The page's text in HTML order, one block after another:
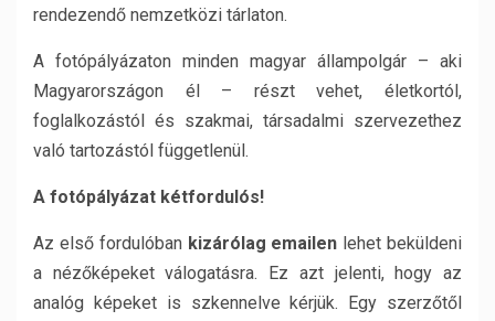
rendezendő nemzetközi tárlaton.
A fotópályázaton minden magyar állampolgár – aki
Magyarországon él – részt vehet, életkortól,
foglalkozástól és szakmai, társadalmi szervezethez
való tartozástól függetlenül.
A fotópályázat kétfordulós!
Az első fordulóban kizárólag emailen lehet beküldeni
a nézőképeket válogatásra. Ez azt jelenti, hogy az
analóg képeket is szkennelve kérjük. Egy szerzőtől